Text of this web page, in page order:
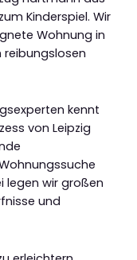
Kinderspiel. Wir
Wohnung in
reibungslosen
kennt
von Leipzig
legen wir großen
und